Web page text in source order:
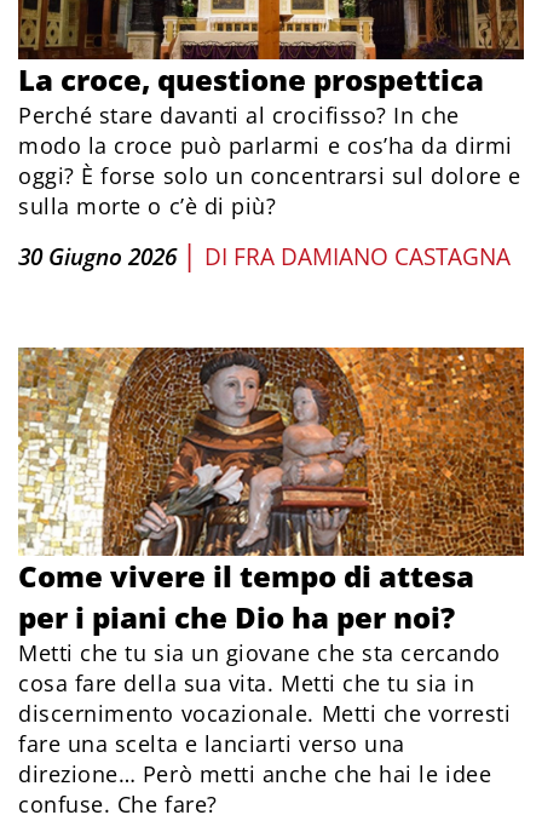
La croce, questione prospettica
Perché stare davanti al crocifisso? In che
modo la croce può parlarmi e cos’ha da dirmi
oggi? È forse solo un concentrarsi sul dolore e
sulla morte o c’è di più?
30 Giugno 2026 | DI FRA DAMIANO CASTAGNA
Come vivere il tempo di attesa
per i piani che Dio ha per noi?
Metti che tu sia un giovane che sta cercando
cosa fare della sua vita. Metti che tu sia in
discernimento vocazionale. Metti che vorresti
fare una scelta e lanciarti verso una
direzione… Però metti anche che hai le idee
confuse. Che fare?